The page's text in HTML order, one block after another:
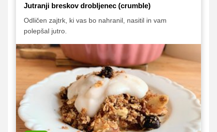
Jutranji breskov drobljenec (crumble)
Odličen zajtrk, ki vas bo nahranil, nasitil in vam
polepšal jutro.